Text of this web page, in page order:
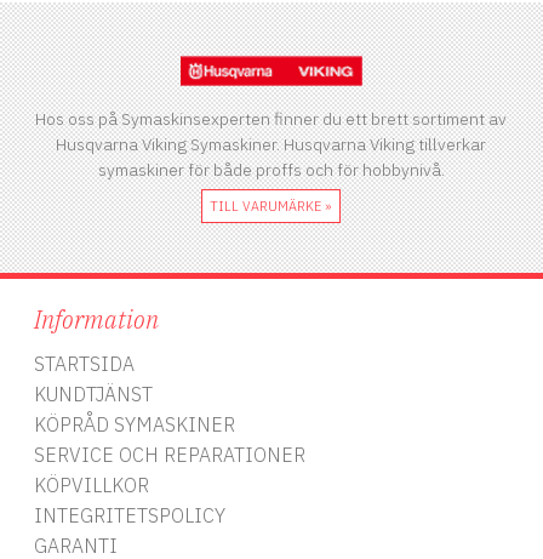
minskar risken för hoppstygn.
Lämpliga material: Elastiska
tyger och stickade material
Tyger med hög elasticitet,
som badklädestyg Fint
jerseytyg, silkestrikå, single
jersey, nickityg och
bomullstrikå Egenskaper:
Beläggning: Standard
Nålspets: Medelrund spets
som skonsamt tränger
igenom elastiska tyger
Speciell hålprofil och kortare
öga: Förbättrad trådmatning
hoppstygn Färgmarkering: Gul
Storlek: 75-90 Sorterade
Användningstips: Använd alltid
en Stretch-nål för
högelastiska tyger. Denna nål
är särskilt effektiv på
stretchiga material som
kräver extra flexibilitet, som
till exempel badkläder och
trikå.
Hos oss på Symaskinsexperten finner du ett brett sortiment av
Husqvarna Viking Symaskiner. Husqvarna Viking tillverkar
symaskiner för både proffs och för hobbynivå.
TILL VARUMÄRKE »
Information
STARTSIDA
KUNDTJÄNST
KÖPRÅD SYMASKINER
SERVICE OCH REPARATIONER
KÖPVILLKOR
INTEGRITETSPOLICY
GARANTI